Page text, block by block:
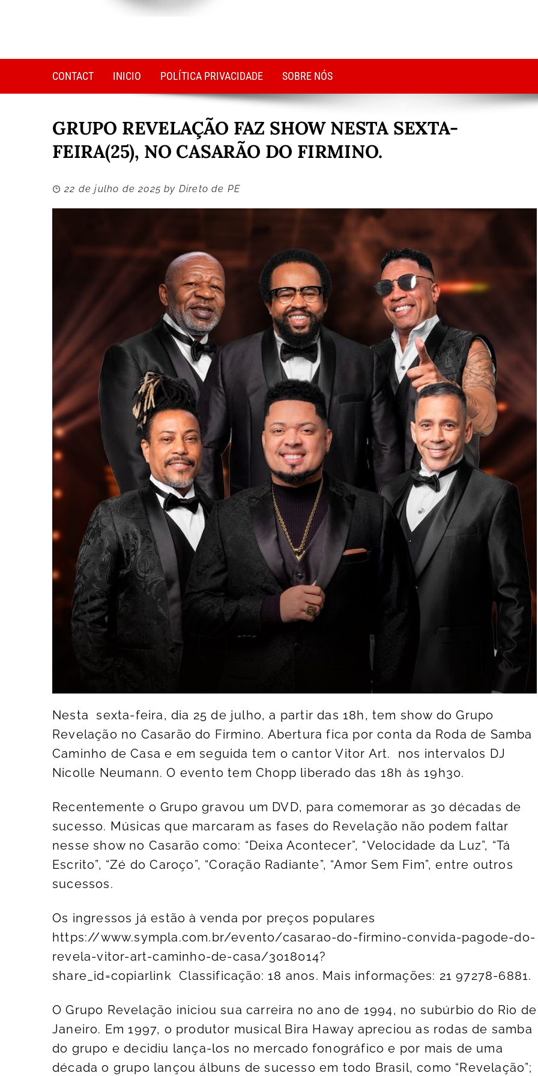
CONTACT INICIO POLÍTICA PRIVACIDADE SOBRE NÓS
GRUPO REVELAÇÃO FAZ SHOW NESTA SEXTA-
FEIRA(25), NO CASARÃO DO FIRMINO.
22 de julho de 2025 by Direto de PE
Nesta sexta-feira, dia 25 de julho, a partir das 18h, tem show do Grupo
Revelação no Casarão do Firmino. Abertura fica por conta da Roda de Samba
Caminho de Casa e em seguida tem o cantor Vitor Art. nos intervalos DJ
Nicolle Neumann. O evento tem Chopp liberado das 18h às 19h30.
Recentemente o Grupo gravou um DVD, para comemorar as 30 décadas de
sucesso. Músicas que marcaram as fases do Revelação não podem faltar
nesse show no Casarão como: “Deixa Acontecer”, “Velocidade da Luz”, “Tá
Escrito”, “Zé do Caroço”, “Coração Radiante”, “Amor Sem Fim”, entre outros
sucessos.
Os ingressos já estão à venda por preços populares
https://www.sympla.com.br/evento/casarao-do-firmino-convida-pagode-do-
revela-vitor-art-caminho-de-casa/3018014?
share_id=copiarlink Classificação: 18 anos. Mais informações: 21 97278-6881.
O Grupo Revelação iniciou sua carreira no ano de 1994, no subúrbio do Rio de
Janeiro. Em 1997, o produtor musical Bira Haway apreciou as rodas de samba
do grupo e decidiu lança-los no mercado fonográfico e por mais de uma
década o grupo lançou álbuns de sucesso em todo Brasil, como “Revelação”;